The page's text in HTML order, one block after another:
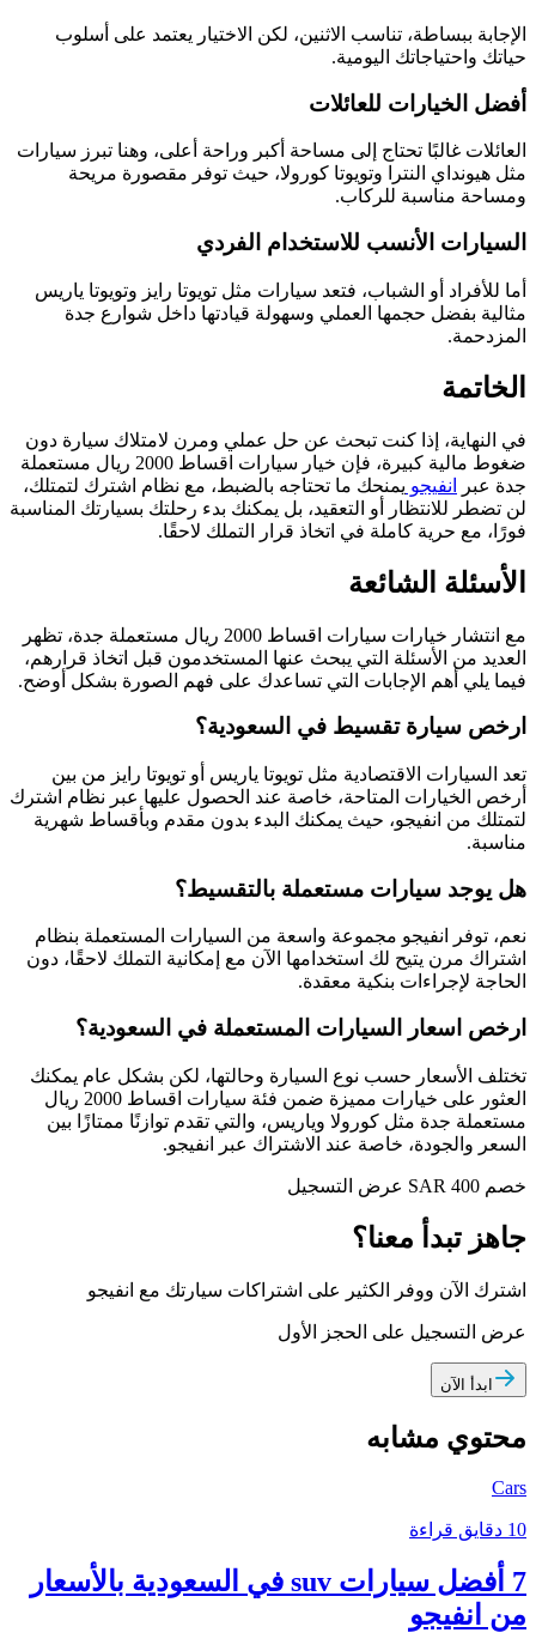
الإجابة ببساطة، تناسب الاثنين، لكن الاختيار يعتمد على أسلوب
حياتك واحتياجاتك اليومية.
أفضل الخيارات للعائلات
العائلات غالبًا تحتاج إلى مساحة أكبر وراحة أعلى، وهنا تبرز سيارات
مثل هيونداي النترا وتويوتا كورولا، حيث توفر مقصورة مريحة
ومساحة مناسبة للركاب.
السيارات الأنسب للاستخدام الفردي
أما للأفراد أو الشباب، فتعد سيارات مثل تويوتا رايز وتويوتا ياريس
مثالية بفضل حجمها العملي وسهولة قيادتها داخل شوارع جدة
المزدحمة.
الخاتمة
في النهاية، إذا كنت تبحث عن حل عملي ومرن لامتلاك سيارة دون
ضغوط مالية كبيرة، فإن خيار سيارات اقساط 2000 ريال مستعملة
جدة عبر
انفيجو يمنحك ما تحتاجه بالضبط، مع نظام اشترك لتمتلك،
لن تضطر للانتظار أو التعقيد، بل يمكنك بدء رحلتك بسيارتك المناسبة
فورًا، مع حرية كاملة في اتخاذ قرار التملك لاحقًا.
الأسئلة الشائعة
مع انتشار خيارات سيارات اقساط 2000 ريال مستعملة جدة، تظهر
العديد من الأسئلة التي يبحث عنها المستخدمون قبل اتخاذ قرارهم،
فيما يلي أهم الإجابات التي تساعدك على فهم الصورة بشكل أوضح.
ارخص سيارة تقسيط في السعودية؟
تعد السيارات الاقتصادية مثل تويوتا ياريس أو تويوتا رايز من بين
أرخص الخيارات المتاحة، خاصة عند الحصول عليها عبر نظام اشترك
لتمتلك من انفيجو، حيث يمكنك البدء بدون مقدم وبأقساط شهرية
مناسبة.
هل يوجد سيارات مستعملة بالتقسيط؟
نعم، توفر انفيجو مجموعة واسعة من السيارات المستعملة بنظام
اشتراك مرن يتيح لك استخدامها الآن مع إمكانية التملك لاحقًا، دون
الحاجة لإجراءات بنكية معقدة.
ارخص اسعار السيارات المستعملة في السعودية؟
تختلف الأسعار حسب نوع السيارة وحالتها، لكن بشكل عام يمكنك
العثور على خيارات مميزة ضمن فئة سيارات اقساط 2000 ريال
مستعملة جدة مثل كورولا وياريس، والتي تقدم توازنًا ممتازًا بين
السعر والجودة، خاصة عند الاشتراك عبر انفيجو.
خصم SAR 400 عرض التسجيل
جاهز تبدأ معنا؟
اشترك الآن ووفر الكثير على اشتراكات سيارتك مع انفيجو
عرض التسجيل على الحجز الأول
ابدأ الآن
محتوي مشابه
Cars
10 دقايق قراءة
7 أفضل سيارات suv في السعودية بالأسعار
من انفيجو